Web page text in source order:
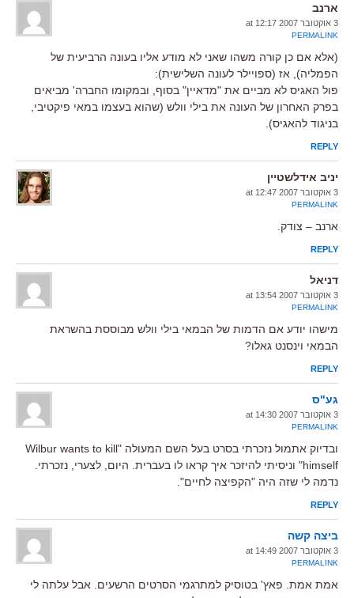
ארנב
3 אוקטובר 2007 at 12:17
PERMALINK
(אלא אם כן קורה משהו שאני לא מודע אליו בעונה הרביעית של
הפמליה), אז (ספויילר לעונה השלישית):
פול האגיס לא מביים את "מדאיין" בסוף, ובמקומו החברה' מביאים
בפרק האחרון של העונה את בילי וולש (שהוא בעצמו במאי פיקטיבי,
בניגוד להאגיס).
REPLY
יניב אידלשטיין
3 אוקטובר 2007 at 12:47
PERMALINK
ארנב – צודק.
REPLY
דניאל
3 אוקטובר 2007 at 13:54
PERMALINK
מישהו יודע אם הדמות של הבמאי בילי וולש מבוססת בהשראת
הבמאי וינסנט גאלו?
REPLY
גע"ס
3 אוקטובר 2007 at 14:30
PERMALINK
ובדיוק אתמול נזכרתי בסרט בעל השם המעולה "Wilbur wants to kill
himself" וניסיתי להיזכר איך קראו לו בעברית. היום, לצערי, נזכרתי.
נדמה לי שזה היה "הקפיצה לחיים".
REPLY
ביצה קשה
3 אוקטובר 2007 at 14:49
PERMALINK
אמת אמת. פאץ' בטוסיק למתרגמי הסרטים הרשעים. אבל עלתה לי